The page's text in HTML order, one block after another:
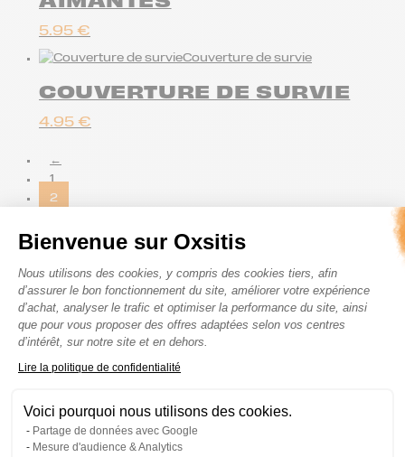
Bienvenue sur Oxsitis
Plateforme de Gestion du
Nous utilisons des cookies, y compris des cookies tiers, afin
d’assurer le bon fonctionnement du site, améliorer votre expérience
d’achat, analyser le trafic et optimiser la performance du site, ainsi
que pour vous proposer des offres adaptées selon vos centres
d’intérêt, sur notre site et en dehors.
Lire la politique de confidentialité
Voici pourquoi nous utilisons des cookies.
Partage de données avec Google
Mesure d'audience & Analytics
Axeptio consent
5.95 €
Couverture de survie
COUVERTURE DE SURVIE
4.95 €
←
1
2
COMPRENDRE LES DIFFÉRENTES
PRATIQUES OUTDOOR : TRAIL, ULTRA-
TRAIL ET ITINÉRANCE
Letrailest une discipline exigeante qui se déroule en milieu
naturel, sur des sentiers techniques, souvent avec du
dénivelé. Il demande une bonne capacité d’adaptation et
une gestion intelligente de l’effort.
des distances très longues, parfois supérieures à 80 ou
100 km, il devient indispensable de maîtriser la nutrition,
l’hydratation, la gestion du sommeil et la résistance mentale.